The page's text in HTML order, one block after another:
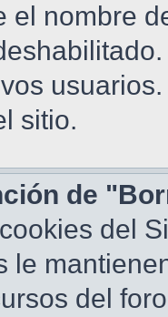
el nombre
sitio.
de
del
le
del